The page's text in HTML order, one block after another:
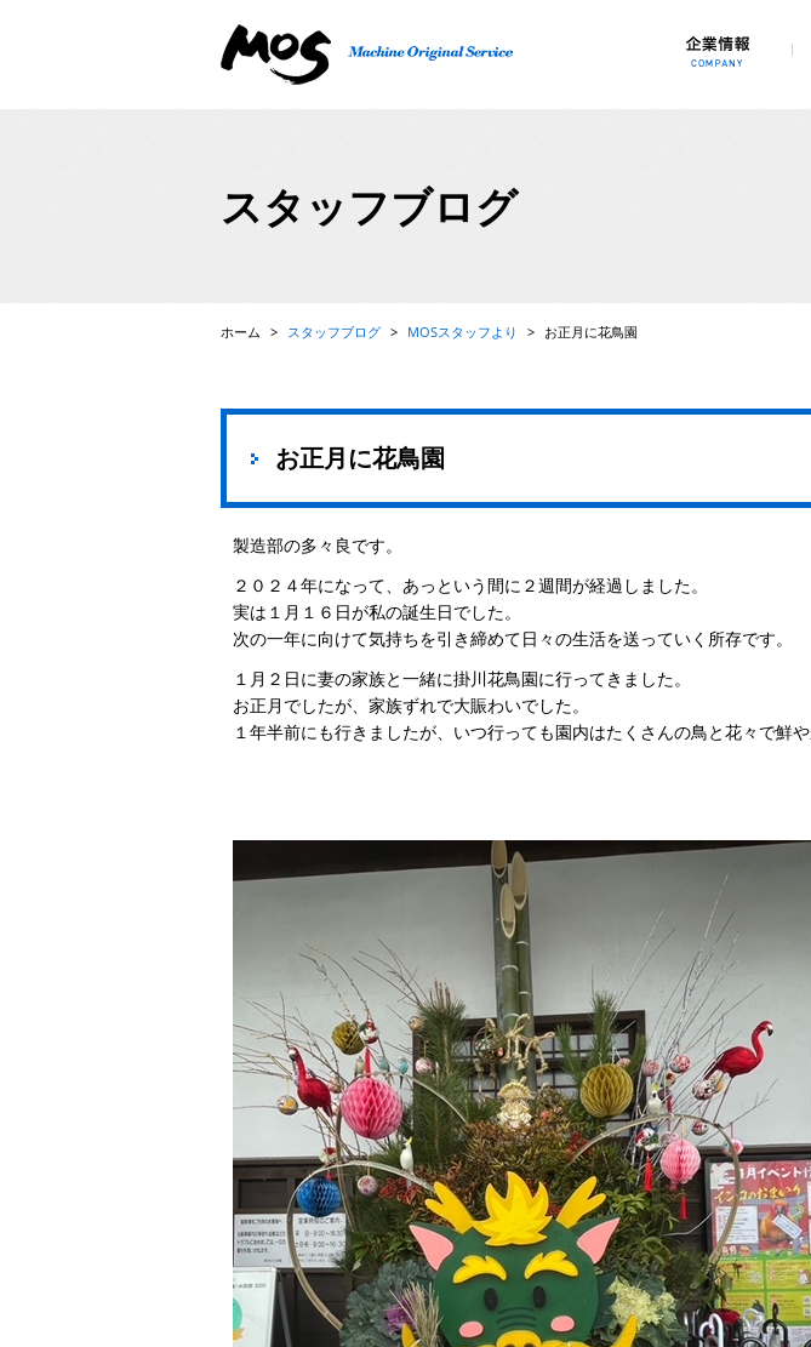
スタッフブログ
ホーム > スタッフブログ > MOSスタッフより > お正月に花鳥園
お正月に花鳥園
製造部の多々良です。
２０２４年になって、あっという間に２週間が経過しました。
実は１月１６日が私の誕生日でした。
次の一年に向けて気持ちを引き締めて日々の生活を送っていく所存です。
１月２日に妻の家族と一緒に掛川花鳥園に行ってきました。
お正月でしたが、家族ずれで大賑わいでした。
１年半前にも行きましたが、いつ行っても園内はたくさんの鳥と花々で鮮や